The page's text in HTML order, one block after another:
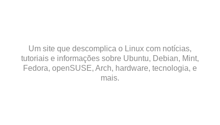
Um site que descomplica o Linux com notícias,
tutoriais e informações sobre Ubuntu, Debian, Mint,
Fedora, openSUSE, Arch, hardware, tecnologia, e
mais.